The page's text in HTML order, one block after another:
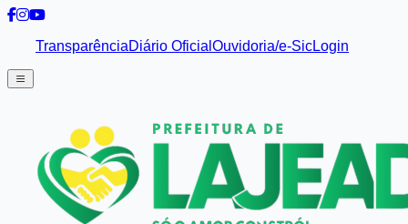
TransparênciaDiário Oficial Ouvidoria/e-SicLogin